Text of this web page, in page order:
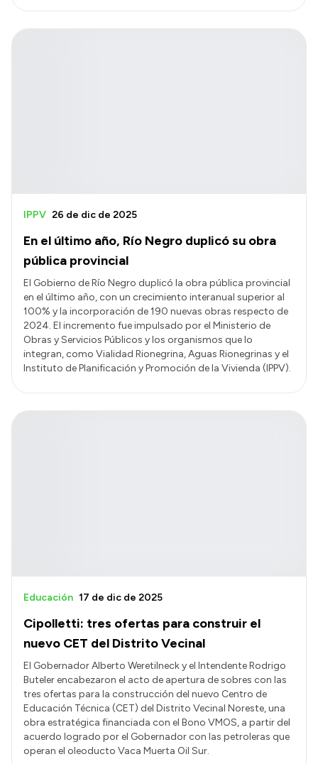
En el último año, Río Negro duplicó su obra
pública provincial
IPPV 26 de dic de 2025
El Gobierno de Río Negro duplicó la obra pública provincial
en el último año, con un crecimiento interanual superior al
100% y la incorporación de 190 nuevas obras respecto de
2024. El incremento fue impulsado por el Ministerio de
Obras y Servicios Públicos y los organismos que lo
integran, como Vialidad Rionegrina, Aguas Rionegrinas y el
Instituto de Planificación y Promoción de la Vivienda (IPPV).
Cipolletti: tres ofertas para construir el
nuevo CET del Distrito Vecinal
Educación 17 de dic de 2025
El Gobernador Alberto Weretilneck y el Intendente Rodrigo
Buteler encabezaron el acto de apertura de sobres con las
tres ofertas para la construcción del nuevo Centro de
Educación Técnica (CET) del Distrito Vecinal Noreste, una
obra estratégica financiada con el Bono VMOS, a partir del
acuerdo logrado por el Gobernador con las petroleras que
operan el oleoducto Vaca Muerta Oil Sur.